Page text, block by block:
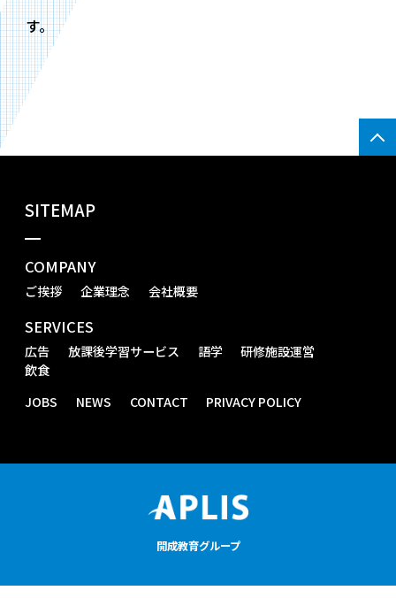
す。
開成教育グループ
SITEMAP
COMPANY
ご挨拶 企業理念 会社概要
SERVICES
広告 放課後学習サービス 語学
研修施設運営
飲食
JOBS
NEWS CONTACT PRIVACY POLICY